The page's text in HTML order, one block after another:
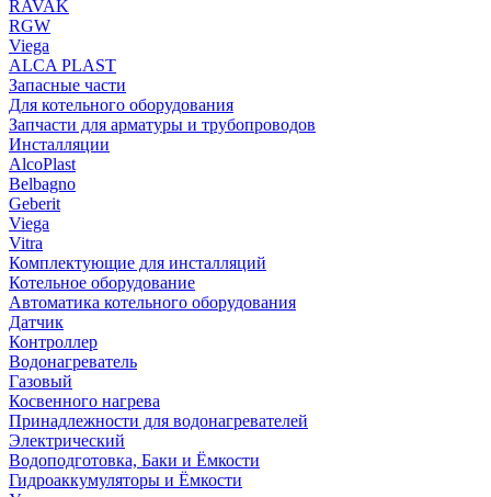
RAVAK
RGW
Viega
АLCA PLAST
Запасные части
Для котельного оборудования
Запчасти для арматуры и трубопроводов
Инсталляции
AlcoPlast
Belbagno
Geberit
Viega
Vitra
Комплектующие для инсталляций
Котельное оборудование
Автоматика котельного оборудования
Датчик
Контроллер
Водонагреватель
Газовый
Косвенного нагрева
Принадлежности для водонагревателей
Электрический
Водоподготовка, Баки и Ёмкости
Гидроаккумуляторы и Ёмкости